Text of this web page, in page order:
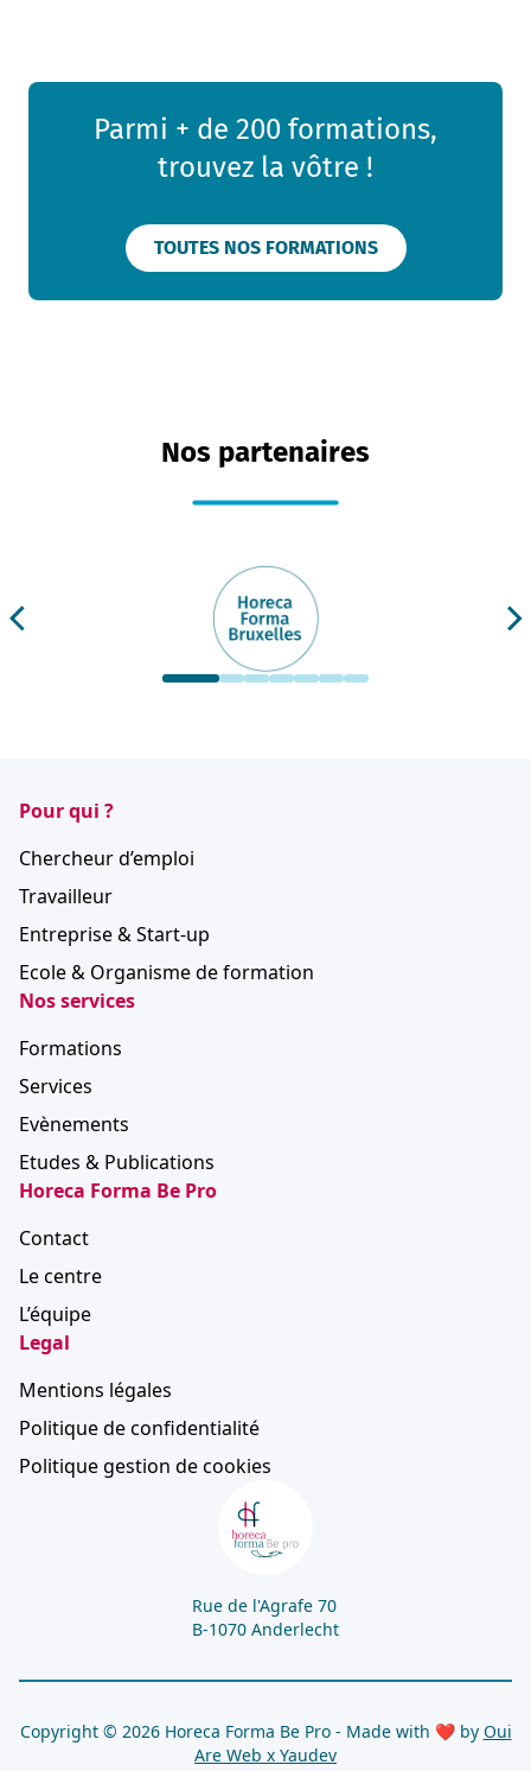
Parmi + de 200 formations,
trouvez la vôtre !
TOUTES NOS FORMATIONS
Nos partenaires
Pour qui ?
Chercheur d’emploi
Travailleur
Entreprise & Start-up
Ecole & Organisme de formation
Nos services
Formations
Services
Evènements
Etudes & Publications
Horeca Forma Be Pro
Contact
Le centre
L’équipe
Legal
Mentions légales
Politique de confidentialité
Politique gestion de cookies
Rue de l'Agrafe 70
B-1070 Anderlecht
Copyright © 2026 Horeca Forma Be Pro - Made with ❤ by Oui
Are Web x Yaudev